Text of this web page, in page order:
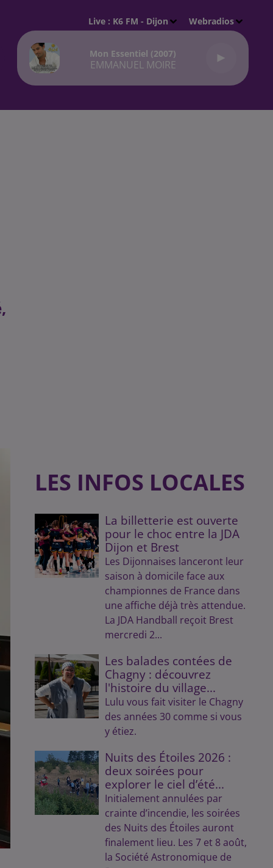
Live : K6 FM - Dijon Webradios
Mon Essentiel (2007)
EMMANUEL MOIRE
LES INFOS LOCALES
La billetterie est ouverte
pour le choc entre la JDA
Dijon et Brest
Les Dijonnaises lanceront leur
saison à domicile face aux
championnes de France dans
une affiche déjà très attendue.
La JDA Handball reçoit Brest
mercredi 2...
Les balades contées de
Chagny : découvrez
l'histoire du village...
Lulu vous fait visiter le Chagny
des années 30 comme si vous
y étiez.
Nuits des Étoiles 2026 :
deux soirées pour
explorer le ciel d’été...
Initialement annulées par
crainte d’incendie, les soirées
des Nuits des Étoiles auront
finalement lieu. Les 7 et 8 août,
la Société Astronomique de